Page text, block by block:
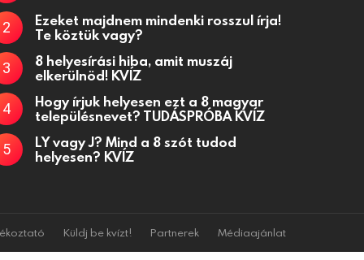
Ezeket majdnem mindenki rosszul írja!
Te köztük vagy?
8 helyesírási hiba, amit muszáj
elkerülnöd! KVÍZ
Hogy írjuk helyesen ezt a 8 magyar
településnevet? TUDÁSPRÓBA KVÍZ
LY vagy J? Mind a 8 szót tudod
helyesen? KVÍZ
Küldj be kvízt! Partnerek Médiaajánlat